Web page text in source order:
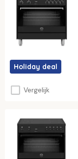
Holiday deal
Vergelijk